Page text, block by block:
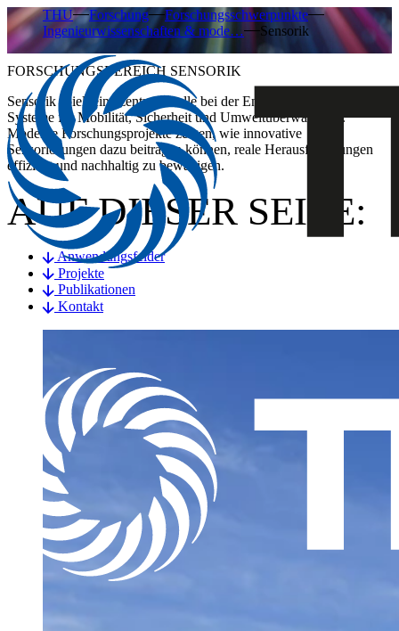
THU Forschung
Forschungsschwerpunkte
Ingenieurwissenschaften & mode…
Sensorik
FORSCHUNGSBEREICH SENSORIK
Sensorik spielt eine zentrale Rolle bei der Entwicklung intelligenter
Systeme für Mobilität, Sicherheit und Umweltüberwachung.
Moderne Forschungsprojekte zeigen, wie innovative
Sensorlösungen dazu beitragen können, reale Herausforderungen
effizient und nachhaltig zu bewältigen.
AUF DIESER SEITE:
Anwendungsfelder
Projekte
Publikationen
Kontakt